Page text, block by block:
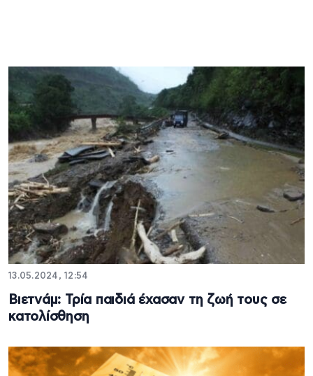
13.05.2024, 12:54
Βιετνάμ: Τρία παιδιά έχασαν τη ζωή τους σε
κατολίσθηση